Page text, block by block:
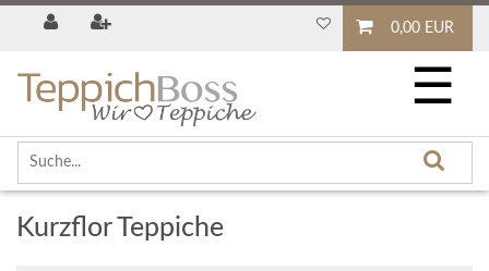
0,00 EUR
☰
Kurzflor Teppiche